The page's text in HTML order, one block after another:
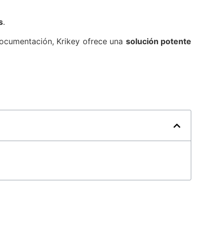
.
Krikey ofrece una solución potente